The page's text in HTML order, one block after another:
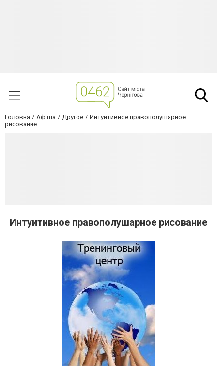
Головна Афіша Другое
Интуитивное правополушарное
рисование
Интуитивное правополушарное рисование